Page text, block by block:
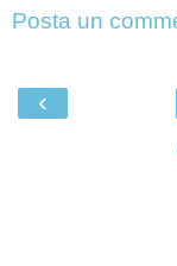
Posta un
‹